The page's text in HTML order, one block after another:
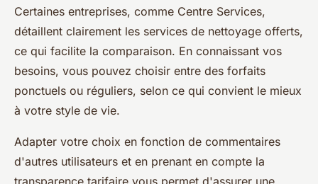
Certaines entreprises, comme Centre Services,
détaillent clairement les services de nettoyage offerts,
ce qui facilite la comparaison. En connaissant vos
besoins, vous pouvez choisir entre des forfaits
ponctuels ou réguliers, selon ce qui convient le mieux
à votre style de vie.
Adapter votre choix en fonction de commentaires
d'autres utilisateurs et en prenant en compte la
transparence tarifaire vous permet d'assurer une